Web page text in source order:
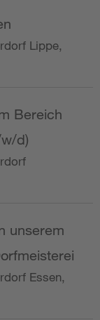
Lippe,
Bereich
d)
unserem
Essen,